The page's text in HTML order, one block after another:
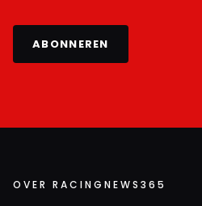
ABONNEREN
OVER RACINGNEWS365